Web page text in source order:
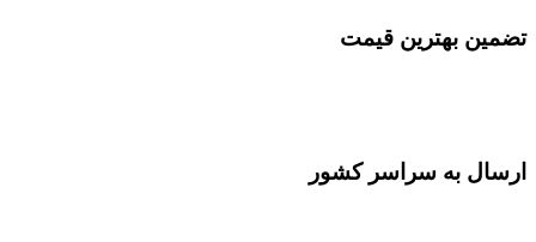
تضمین بهترین قیمت
ارسال به سراسر کشور